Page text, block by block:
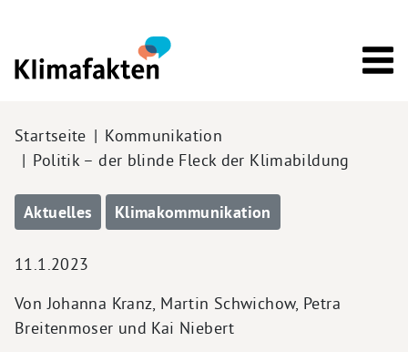
Pfadnavigation
Startseite
Kommunikation
Politik – der blinde Fleck der Klimabildung
Aktuelles Klimakommunikation
11.1.2023
Von Johanna Kranz, Martin Schwichow, Petra
Breitenmoser und Kai Niebert